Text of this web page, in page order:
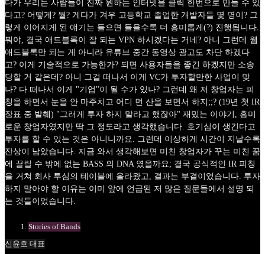
다가 우리는 사람들이 진짜 원하는 인터넷을 클릭 한번으로 만들 수 있
다고? 어떻게? 뭘? 게다가 겨우 고등학교 졸업한 개발자들 몇 명이? 그
렇게 이어지게 된 얘기는 들으면 들을수록 더 흥미롭게(?) 진행됩니다.
뭐야, 결국 애드블록이 잘 되는 VPN 하시겠다는 거네? 아니 그런데 웹
애드블록만 되는 게 아니라 유튜브 중간 동영상 광고도 차단 하겠다
고? 이게 기술적으로 가능한가? 되면 사용자들을 좋긴 하겠지만 소송
당할 거 같은데? 아니 그걸 떠나서 이게 VC가 투자할만한 사업이 맞
나? 다 떠나서 이게 "기업"이 될 수가 있나? 그런데 왜 저 창업자는 피
칭을 하면서 눈을 안 마주치고 어디 먼 산을 보면서 하지;;? (19년 첫 IR
장표 중 발췌) "그러게 투자 하지 말라고 했잖아" 재밌는 이야기, 흥미
로운 창업자였지만 딱 그 정도라고 생각했습니다. 호기심이 생긴다고
투자를 할 수 있는 것은 아니니까요. 그런데 이상하게 시간이 지날수록
잔상이 남았습니다. 지금 와서 생각해보면 미친 창업자가 꾸는 미친 꿈
에 끌릴 수 밖에 없는 BASS 의 DNA 였을까요; 결국 공식적인 IR 피칭
을 거쳐 회사 투심의 테이블에 올라왔고, 결과는 부결이었습니다. 투자
하지 말아야 할 이유는 이미 앞에 언급된 저 많은 질문들에서 설명 되
는 것들이었습니다.
Stories of Bands
신윤호 대표